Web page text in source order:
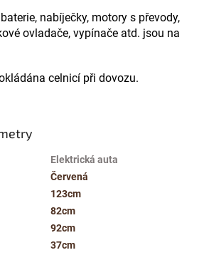
nabíječky, motory s převody,
ovladače, vypínače atd. jsou na
celnicí při dovozu.
Elektrická auta
Červená
123cm
82cm
92cm
37cm